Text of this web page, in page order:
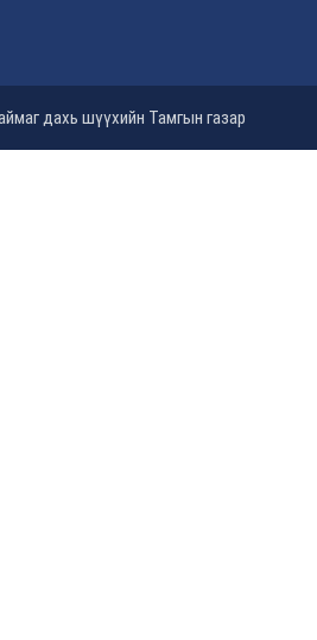
дахь шүүхийн Тамгын газар